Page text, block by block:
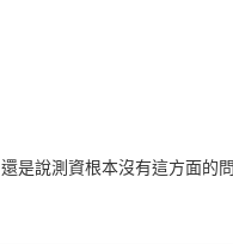
還是說測資根本沒有這方面的